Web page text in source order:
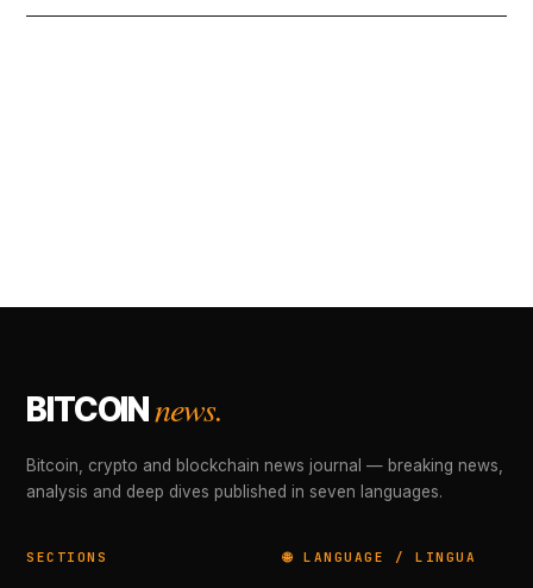
BITCOINnews.
Bitcoin, crypto and blockchain news journal — breaking news,
analysis and deep dives published in seven languages.
SECTIONS 🌐 LANGUAGE / LINGUA